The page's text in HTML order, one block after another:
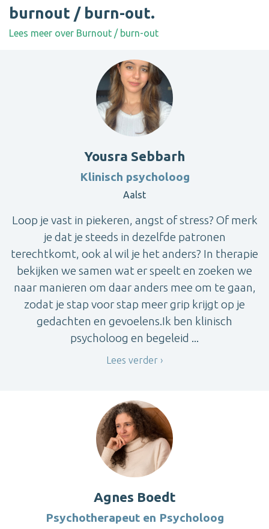
burnout / burn-out.
Lees meer over Burnout / burn-out
Yousra Sebbarh
Klinisch psycholoog
Aalst
Loop je vast in piekeren, angst of stress? Of merk
je dat je steeds in dezelfde patronen
terechtkomt, ook al wil je het anders? In therapie
bekijken we samen wat er speelt en zoeken we
naar manieren om daar anders mee om te gaan,
zodat je stap voor stap meer grip krijgt op je
gedachten en gevoelens.Ik ben klinisch
psycholoog en begeleid ...
Lees verder
Agnes Boedt
Psychotherapeut en Psycholoog